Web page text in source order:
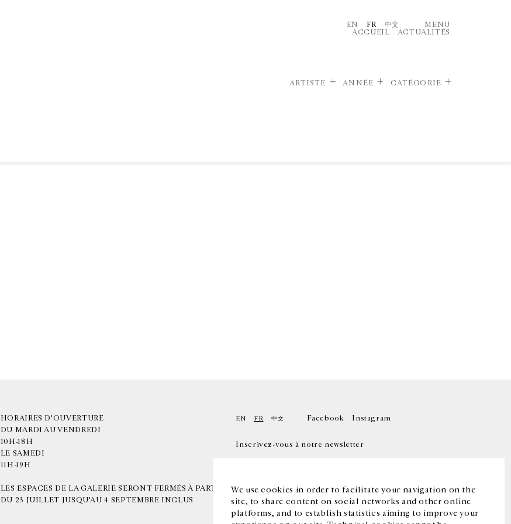
We use cookies in order to facilitate your navigation on the
site, to share content on social networks and other online
platforms, and to establish statistics aiming to improve your
EN FR 中文
MENU
ACCUEIL – ACTUALITÉS
ARTISTE ANNÉE CATÉGORIE
HORAIRES D'OUVERTURE
DU MARDI AU VENDREDI
10H-18H
LE SAMEDI
11H-19H
LES ESPACES DE LA GALERIE SERONT FERMÉS À PARTIR
DU 23 JUILLET JUSQU'AU 4 SEPTEMBRE INCLUS
EN FR 中文 Facebook Instagram
Inscrivez-vous à notre newsletter